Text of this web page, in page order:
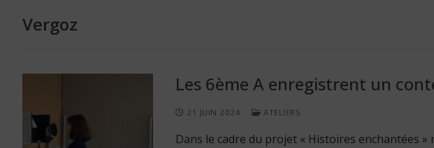
Vergoz
Les 6ème A enregistrent un
21 JUIN 2024 ATELIERS
Dans le cadre du projet « Histoires enchantées »